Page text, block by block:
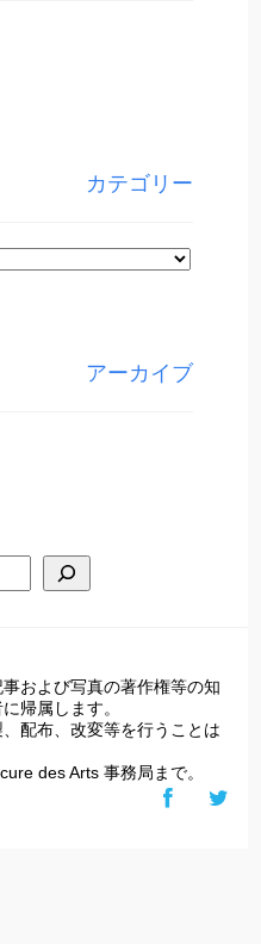
カテゴリー
アーカイブ
および写真の著作権等の知
帰属します。
配布、改変等を行うことは
des Arts 事務局まで。